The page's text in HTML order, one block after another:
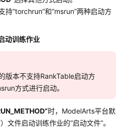
持“torchrun”和“msrun”两种启动方
动训练作业
版本不支持RankTable启动方
方式进行启动。
时，ModelArts平台默
件启动训练作业的“启动文件”。